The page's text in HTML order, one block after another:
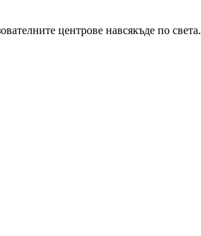
центрове навсякъде по света.